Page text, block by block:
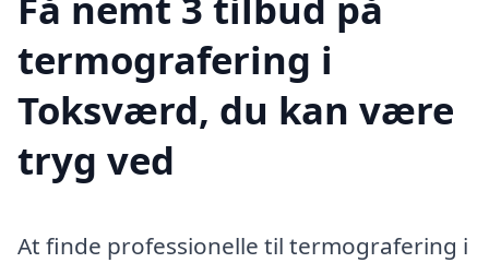
termografering i
Toksværd, du kan være
tryg ved
At finde professionelle til termografering i